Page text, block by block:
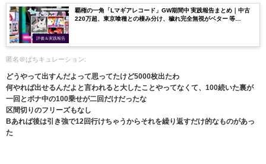
評価＆実践報告
覇権の一角「Lマギアレコード」GW期間中 実践報告まとめ｜中古
220万超、東京喰種との棲み分け、穢れ完全無視がベター 等…
匿名＠ぱちキュレーション:
どうやって出すんだよって思ってたけど5000枚出たわ
何やれば出せるんだよと言われると大したことやってなくて、100続いた裏が
一回とボナ中の100乗せが二回だけだったな
区間切りのフリーズもなし
Bあれば後は引き強で12回行けちゃうからそれを繰り返すだけ的なものがあっ
た